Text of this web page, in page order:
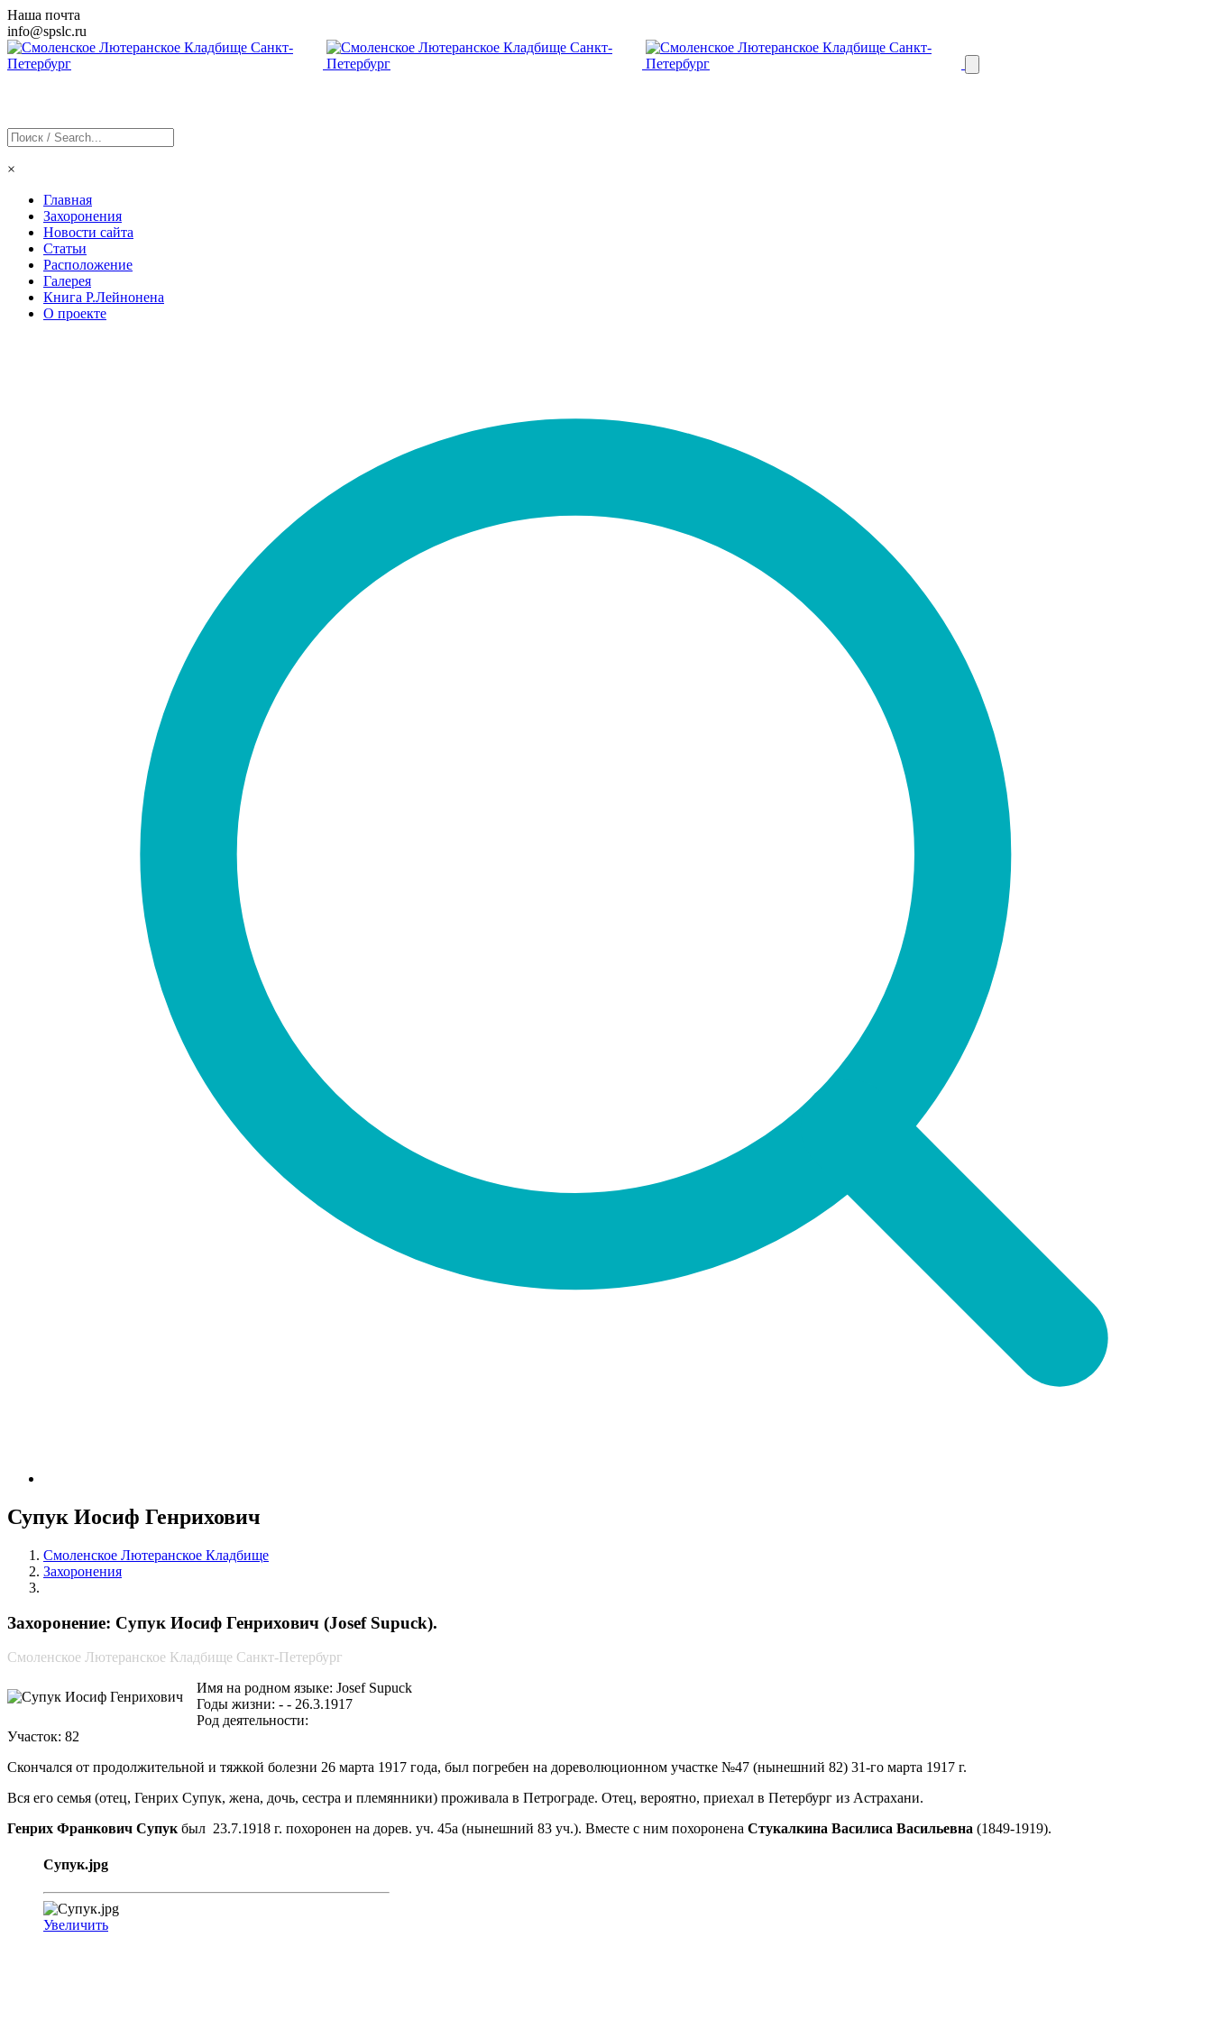
Наша почта
info@spslc.ru
×
Главная
Захоронения
Новости сайта
Статьи
Расположение
Галерея
Книга Р.Лейнонена
О проекте
Супук Иосиф Генрихович
Смоленское Лютеранское Кладбище
Захоронения
Захоронение: Супук Иосиф Генрихович (Josef Supuck).
Смоленское Лютеранское Кладбище Санкт-Петербург
Имя на родном языке: Josef Supuck
Годы жизни: - - 26.3.1917
Род деятельности:
Участок: 82
Скончался от продолжительной и тяжкой болезни 26 марта 1917 года, был погребен на дореволюционном участке №47 (нынешний 82) 31-го марта 1917 г.
Вся его семья (отец, Генрих Супук, жена, дочь, сестра и племянники) проживала в Петрограде. Отец, вероятно, приехал в Петербург из Астрахани.
Генрих Франкович Супук был 23.7.1918 г. похоронен на дорев. уч. 45а (нынешний 83 уч.). Вместе с ним похоронена Стукалкина Василиса Васильевна (1849-1919).
Супук.jpg
Увеличить